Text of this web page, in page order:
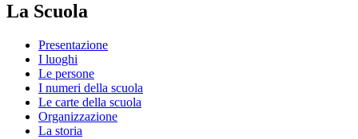
La Scuola
Presentazione
I luoghi
Le persone
I numeri della scuola
Le carte della scuola
Organizzazione
La storia